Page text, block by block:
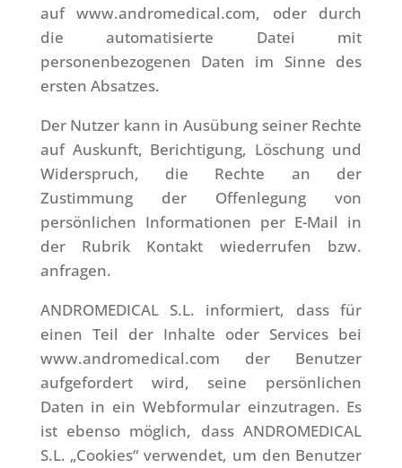
auf www.andromedical.com, oder durch
die automatisierte Datei mit
personenbezogenen Daten im Sinne des
ersten Absatzes.
Der Nutzer kann in Ausübung seiner Rechte
auf Auskunft, Berichtigung, Löschung und
Widerspruch, die Rechte an der
Zustimmung der Offenlegung von
persönlichen Informationen per E-Mail in
der Rubrik Kontakt wiederrufen bzw.
anfragen.
ANDROMEDICAL S.L. informiert, dass für
einen Teil der Inhalte oder Services bei
www.andromedical.com der Benutzer
aufgefordert wird, seine persönlichen
Daten in ein Webformular einzutragen. Es
ist ebenso möglich, dass ANDROMEDICAL
S.L. „Cookies“ verwendet, um den Benutzer